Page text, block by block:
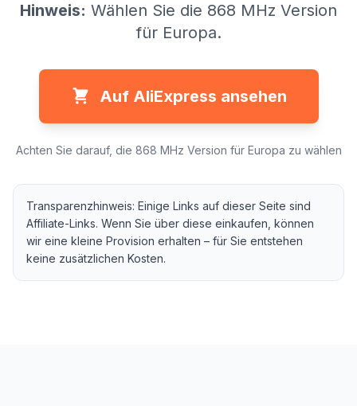
Hinweis: Wählen Sie die 868 MHz Version
für Europa.
Auf AliExpress ansehen
Achten Sie darauf, die 868 MHz Version für Europa zu wählen
Transparenzhinweis: Einige Links auf dieser Seite sind
Affiliate-Links. Wenn Sie über diese einkaufen, können
wir eine kleine Provision erhalten – für Sie entstehen
keine zusätzlichen Kosten.